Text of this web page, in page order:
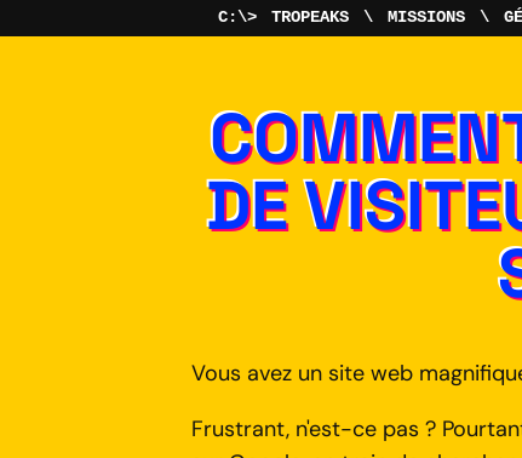
TROPEAKS MISSIONS
DE
Vous avez un site web
Frustrant, n'est-ce pas ?